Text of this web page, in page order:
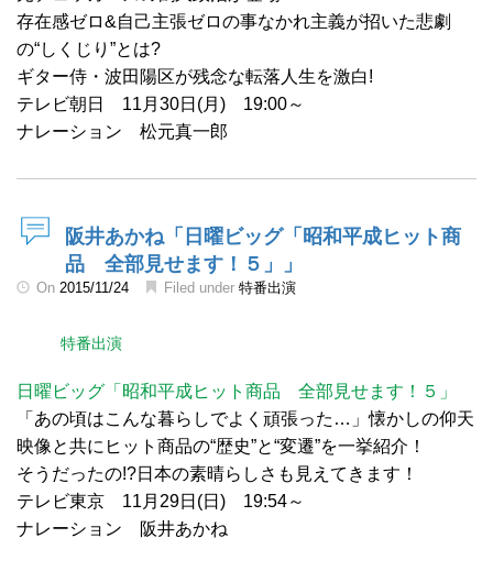
存在感ゼロ&自己主張ゼロの事なかれ主義が招いた悲劇
の“しくじり”とは?
ギター侍・波田陽区が残念な転落人生を激白!
テレビ朝日 11月30日(月) 19:00～
ナレーション 松元真一郎
阪井あかね「日曜ビッグ「昭和平成ヒット商
品 全部見せます！５」」
On 2015/11/24 Filed under 特番出演
特番出演
日曜ビッグ「昭和平成ヒット商品 全部見せます！５」
「あの頃はこんな暮らしでよく頑張った…」懐かしの仰天
映像と共にヒット商品の“歴史”と“変遷”を一挙紹介！
そうだったの!?日本の素晴らしさも見えてきます！
テレビ東京 11月29日(日) 19:54～
ナレーション 阪井あかね